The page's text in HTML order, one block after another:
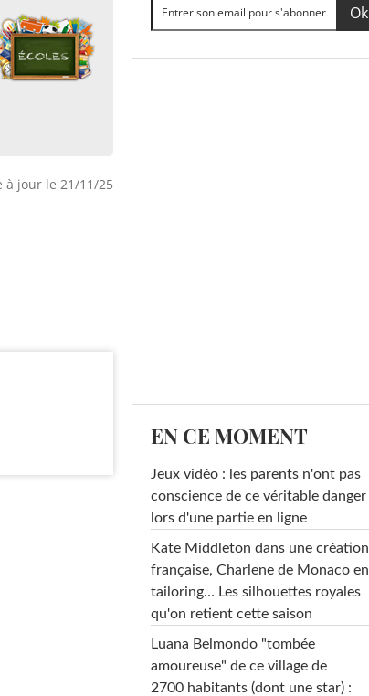
à jour le 21/11/25
EN CE MOMENT
Jeux vidéo : les parents n'ont pas
conscience de ce véritable danger
lors d'une partie en ligne
Kate Middleton dans une création
française, Charlene de Monaco en
tailoring… Les silhouettes royales
qu'on retient cette saison
Luana Belmondo "tombée
amoureuse" de ce village de
2700 habitants (dont une star) :